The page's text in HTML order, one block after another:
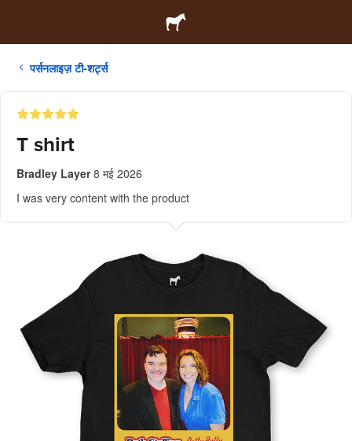
पर्सनलाइज़ टी-शर्ट्स
T shirt
Bradley Layer 8 मई 2026
I was very content with the product